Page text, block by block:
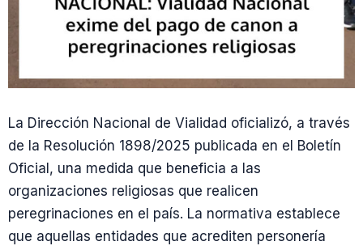
La Dirección Nacional de Vialidad oficializó, a través
de la Resolución 1898/2025 publicada en el Boletín
Oficial, una medida que beneficia a las
organizaciones religiosas que realicen
peregrinaciones en el país. La normativa establece
que aquellas entidades que acrediten personería